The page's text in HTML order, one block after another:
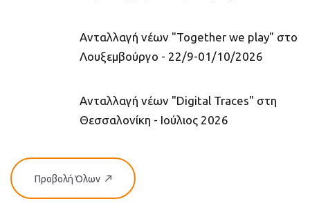
Ανταλλαγή νέων "Together we play" στο
Λουξεμβούργο - 22/9-01/10/2026
Ανταλλαγή νέων "Digital Traces" στη
Θεσσαλονίκη - Ιούλιος 2026
Προβολή Όλων